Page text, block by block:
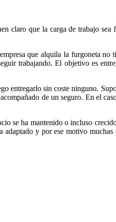
claro que la carga de trabajo sea
que alquila la furgoneta no
trabajando. El objetivo es
entregarlo sin coste ninguno.
de un seguro. En el
se ha mantenido o incluso
y por ese motivo muchas